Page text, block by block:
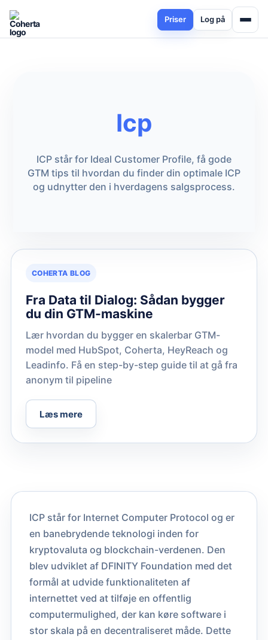
Priser Log på
Icp
ICP står for Ideal Customer Profile, få gode
GTM tips til hvordan du finder din optimale ICP
og udnytter den i hverdagens salgsprocess.
COHERTA BLOG
Fra Data til Dialog: Sådan bygger
du din GTM-maskine
Lær hvordan du bygger en skalerbar GTM-
model med HubSpot, Coherta, HeyReach og
Leadinfo. Få en step-by-step guide til at gå fra
anonym til pipeline
Læs mere
ICP står for Internet Computer Protocol og er
en banebrydende teknologi inden for
kryptovaluta og blockchain-verdenen. Den
blev udviklet af DFINITY Foundation med det
formål at udvide funktionaliteten af
internettet ved at tilføje en offentlig
computermulighed, der kan køre software i
stor skala på en decentraliseret måde. Dette